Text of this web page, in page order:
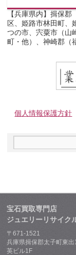
【兵庫県内】揖保
区、姫路市林田町、
つの市、宍粟市（山
町・他）、神崎郡（
個人情報保護方針
宝石買取専門店
ジュエリーリサイク
〒671-1521
兵庫県揖保郡太子町東
英ビル1F